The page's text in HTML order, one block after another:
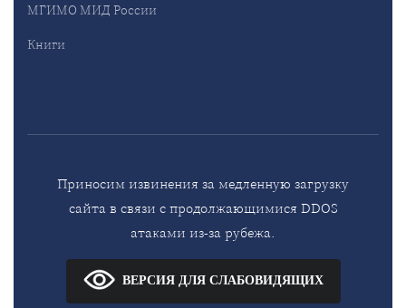
МГИМО МИД России
Книги
Приносим извинения за медленную загрузку
сайта в связи с продолжающимися DDOS
атаками из-за рубежа.
ВЕРСИЯ ДЛЯ СЛАБОВИДЯЩИХ